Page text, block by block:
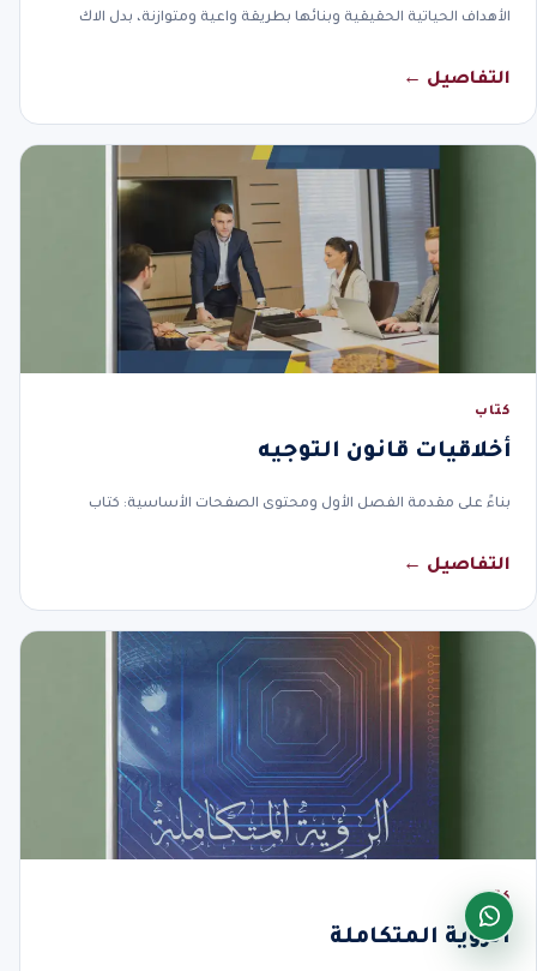
الأهداف الحياتية الحقيقية وبنائها بطريقة واعية ومتوازنة، بدل الاك
التفاصيل ←
كتاب
أخلاقيات قانون التوجيه
بناءً على مقدمة الفصل الأول ومحتوى الصفحات الأساسية: كتاب
التفاصيل ←
كتاب
الرؤية المتكاملة